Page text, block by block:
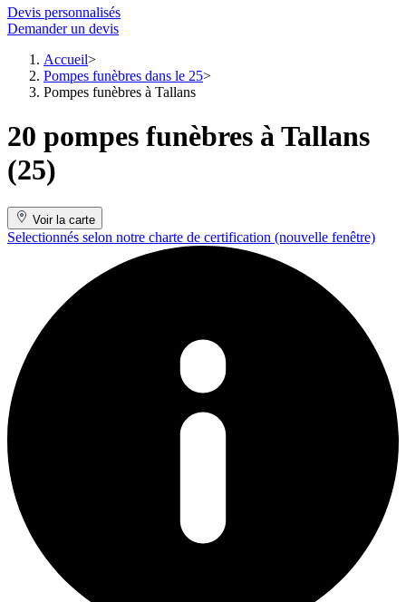
Devis personnalisés
Demander un devis
Accueil
Pompes funèbres dans le 25
Pompes funèbres à Tallans
20 pompes funèbres à Tallans
(25)
Voir la carte
Selectionnés selon notre charte de certification (nouvelle fenêtre)